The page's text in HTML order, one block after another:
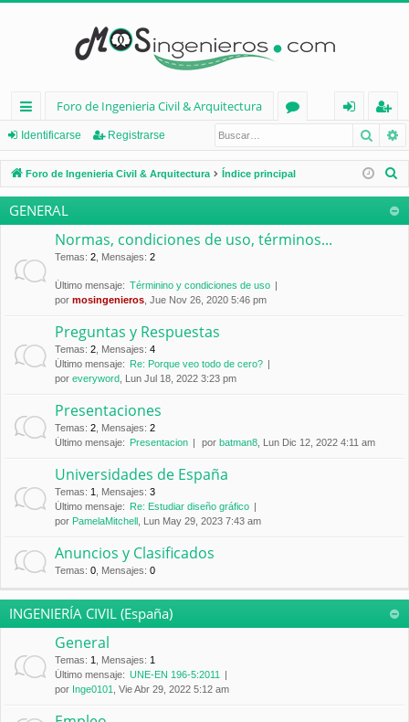
nl
ac
es
rá
d
Foro de Ingenieria Civil & Arquitectura
os
nt
ifi
eg
ist
ra
Identificarse Registrarse
Foro de Ingenieria Civil & Arquitectura Índice principal
GENERAL
Normas, condiciones de uso, términos...
Temas: 2 Mensajes: 2
Último mensaje: Términino y condiciones de uso
por mosingenieros , Jue Nov 26, 2020 5:46 pm
Preguntas y Respuestas
Temas: 2 Mensajes: 4
Último mensaje: Re: Porque veo todo de cero?
por everyword , Lun Jul 18, 2022 3:23 pm
Presentaciones
Temas: 2 Mensajes: 2
Último mensaje: Presentacion por batman8 , Lun Dic 12, 2022 4:11 am
Universidades de España
Temas: 1 Mensajes: 3
Último mensaje: Re: Estudiar diseño gráfico
por PamelaMitchell , Lun May 29, 2023 7:43 am
Anuncios y Clasificados
Temas: 0 Mensajes: 0
INGENIERÍA CIVIL (España)
General
Temas: 1 Mensajes: 1
Último mensaje: UNE-EN 196-5:2011
por Inge0101 , Vie Abr 29, 2022 5:12 am